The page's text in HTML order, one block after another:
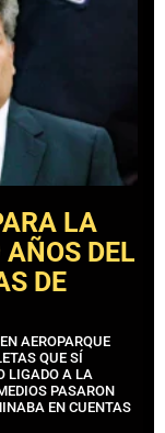
LA
DEL
DE
AEROPARQUE
QUE SÍ
LIGADO A LA
PASARON
EN CUENTAS